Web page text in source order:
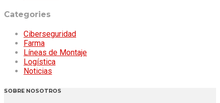
Categories
Ciberseguridad
Farma
Líneas de Montaje
Logística
Noticias
SOBRE NOSOTROS